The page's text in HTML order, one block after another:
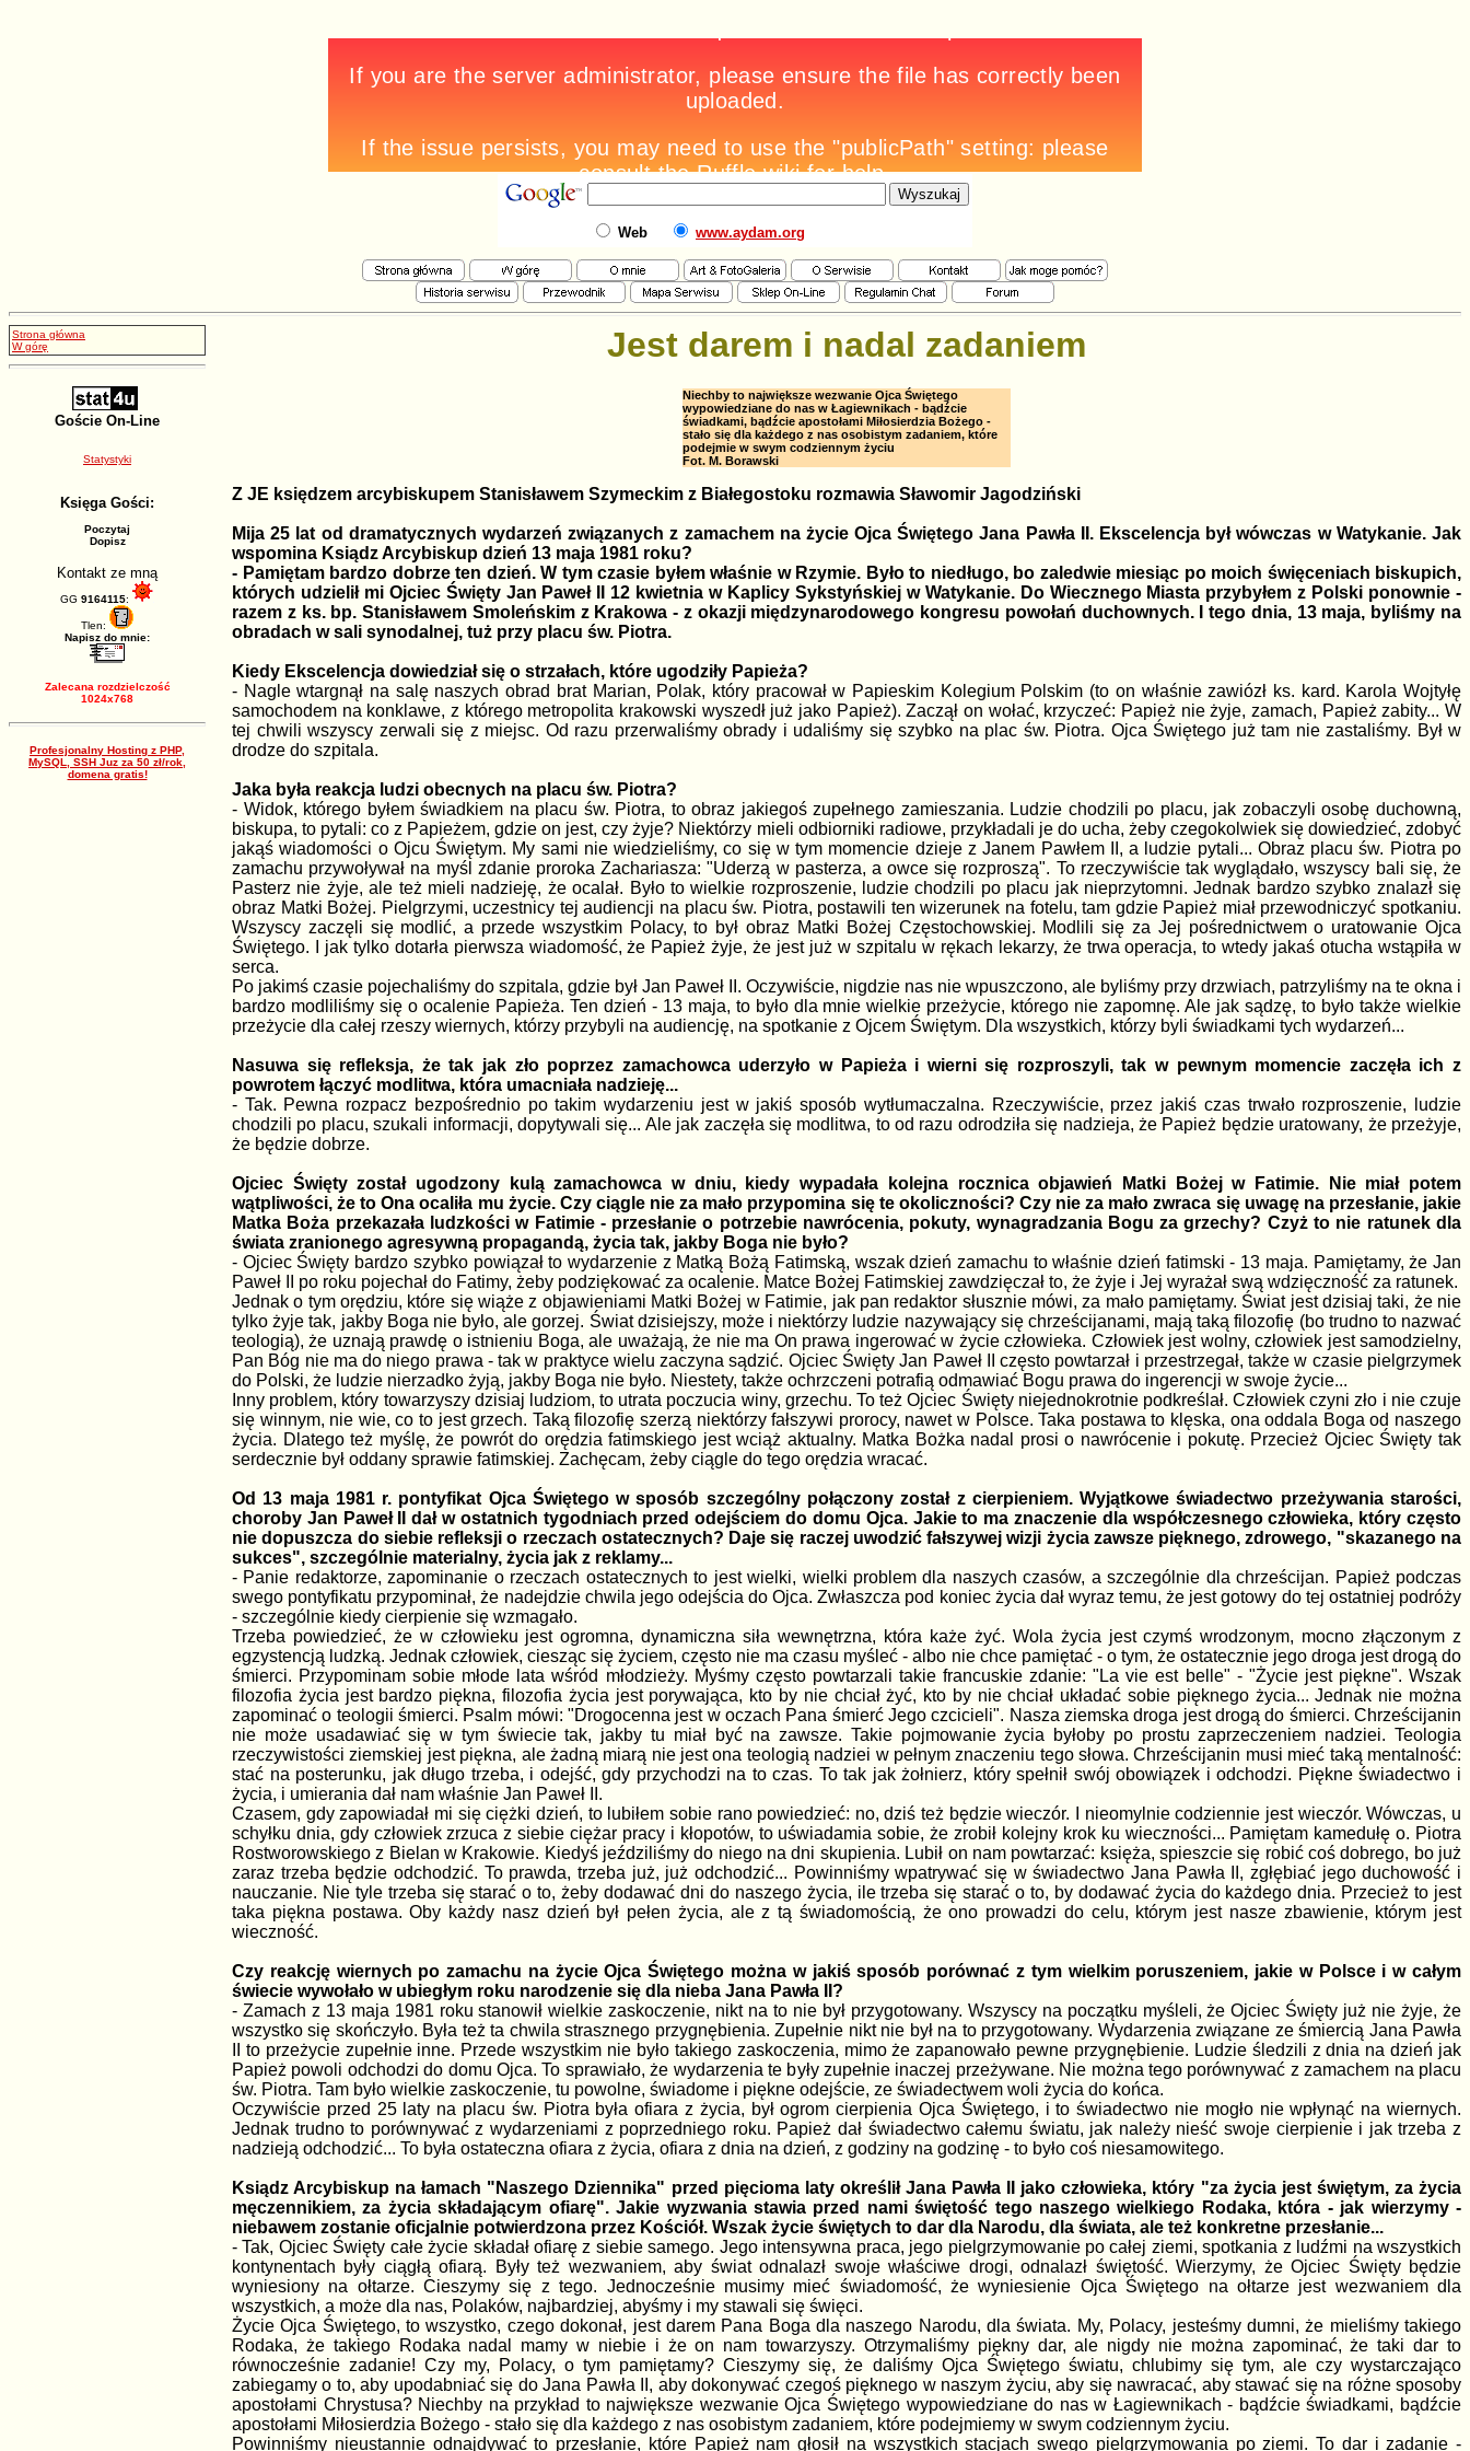
Web www.aydam.org
Strona główna
W górę
Goście On-Line
Statystyki
Księga Gości:
Poczytaj
Dopisz
Kontakt ze mną
GG 9164115:
Tlen:
Napisz do mnie:
Zalecana rozdzielczość
1024x768
Profesjonalny Hosting z PHP,
MySQL, SSH Juz za 50 zł/rok,
domena gratis!
Jest darem i nadal zadaniem
Niechby to największe wezwanie Ojca Świętego
wypowiedziane do nas w Łagiewnikach - bądźcie
świadkami, bądźcie apostołami Miłosierdzia Bożego -
stało się dla każdego z nas osobistym zadaniem, które
podejmie w swym codziennym życiu
Fot. M. Borawski
Z JE księdzem arcybiskupem Stanisławem Szymeckim z Białegostoku rozmawia Sławomir Jagodziński
Mija 25 lat od dramatycznych wydarzeń związanych z zamachem na życie Ojca Świętego Jana Pawła II. Ekscelencja był wówczas w Watykanie. Jak
wspomina Ksiądz Arcybiskup dzień 13 maja 1981 roku?
- Pamiętam bardzo dobrze ten dzień. W tym czasie byłem właśnie w Rzymie. Było to niedługo, bo zaledwie miesiąc po moich święceniach biskupich,
których udzielił mi Ojciec Święty Jan Paweł II 12 kwietnia w Kaplicy Sykstyńskiej w Watykanie. Do Wiecznego Miasta przybyłem z Polski ponownie -
razem z ks. bp. Stanisławem Smoleńskim z Krakowa - z okazji międzynarodowego kongresu powołań duchownych. I tego dnia, 13 maja, byliśmy na
obradach w sali synodalnej, tuż przy placu św. Piotra.
Kiedy Ekscelencja dowiedział się o strzałach, które ugodziły Papieża?
- Nagle wtargnął na salę naszych obrad brat Marian, Polak, który pracował w Papieskim Kolegium Polskim (to on właśnie zawiózł ks. kard. Karola Wojtyłę
samochodem na konklawe, z którego metropolita krakowski wyszedł już jako Papież). Zaczął on wołać, krzyczeć: Papież nie żyje, zamach, Papież zabity... W
tej chwili wszyscy zerwali się z miejsc. Od razu przerwaliśmy obrady i udaliśmy się szybko na plac św. Piotra. Ojca Świętego już tam nie zastaliśmy. Był w
drodze do szpitala.
Jaka była reakcja ludzi obecnych na placu św. Piotra?
- Widok, którego byłem świadkiem na placu św. Piotra, to obraz jakiegoś zupełnego zamieszania. Ludzie chodzili po placu, jak zobaczyli osobę duchowną,
biskupa, to pytali: co z Papieżem, gdzie on jest, czy żyje? Niektórzy mieli odbiorniki radiowe, przykładali je do ucha, żeby czegokolwiek się dowiedzieć, zdobyć
jakąś wiadomości o Ojcu Świętym. My sami nie wiedzieliśmy, co się w tym momencie dzieje z Janem Pawłem II, a ludzie pytali... Obraz placu św. Piotra po
zamachu przywoływał na myśl zdanie proroka Zachariasza: "Uderzą w pasterza, a owce się rozproszą". To rzeczywiście tak wyglądało, wszyscy bali się, że
Pasterz nie żyje, ale też mieli nadzieję, że ocalał. Było to wielkie rozproszenie, ludzie chodzili po placu jak nieprzytomni. Jednak bardzo szybko znalazł się
obraz Matki Bożej. Pielgrzymi, uczestnicy tej audiencji na placu św. Piotra, postawili ten wizerunek na fotelu, tam gdzie Papież miał przewodniczyć spotkaniu.
Wszyscy zaczęli się modlić, a przede wszystkim Polacy, to był obraz Matki Bożej Częstochowskiej. Modlili się za Jej pośrednictwem o uratowanie Ojca
Świętego. I jak tylko dotarła pierwsza wiadomość, że Papież żyje, że jest już w szpitalu w rękach lekarzy, że trwa operacja, to wtedy jakaś otucha wstąpiła w
serca.
Po jakimś czasie pojechaliśmy do szpitala, gdzie był Jan Paweł II. Oczywiście, nigdzie nas nie wpuszczono, ale byliśmy przy drzwiach, patrzyliśmy na te okna i
bardzo modliliśmy się o ocalenie Papieża. Ten dzień - 13 maja, to było dla mnie wielkie przeżycie, którego nie zapomnę. Ale jak sądzę, to było także wielkie
przeżycie dla całej rzeszy wiernych, którzy przybyli na audiencję, na spotkanie z Ojcem Świętym. Dla wszystkich, którzy byli świadkami tych wydarzeń...
Nasuwa się refleksja, że tak jak zło poprzez zamachowca uderzyło w Papieża i wierni się rozproszyli, tak w pewnym momencie zaczęła ich z
powrotem łączyć modlitwa, która umacniała nadzieję...
- Tak. Pewna rozpacz bezpośrednio po takim wydarzeniu jest w jakiś sposób wytłumaczalna. Rzeczywiście, przez jakiś czas trwało rozproszenie, ludzie
chodzili po placu, szukali informacji, dopytywali się... Ale jak zaczęła się modlitwa, to od razu odrodziła się nadzieja, że Papież będzie uratowany, że przeżyje,
że będzie dobrze.
Ojciec Święty został ugodzony kulą zamachowca w dniu, kiedy wypadała kolejna rocznica objawień Matki Bożej w Fatimie. Nie miał potem
wątpliwości, że to Ona ocaliła mu życie. Czy ciągle nie za mało przypomina się te okoliczności? Czy nie za mało zwraca się uwagę na przesłanie, jakie
Matka Boża przekazała ludzkości w Fatimie - przesłanie o potrzebie nawrócenia, pokuty, wynagradzania Bogu za grzechy? Czyż to nie ratunek dla
świata zranionego agresywną propagandą, życia tak, jakby Boga nie było?
- Ojciec Święty bardzo szybko powiązał to wydarzenie z Matką Bożą Fatimską, wszak dzień zamachu to właśnie dzień fatimski - 13 maja. Pamiętamy, że Jan
Paweł II po roku pojechał do Fatimy, żeby podziękować za ocalenie. Matce Bożej Fatimskiej zawdzięczał to, że żyje i Jej wyrażał swą wdzięczność za ratunek.
Jednak o tym orędziu, które się wiąże z objawieniami Matki Bożej w Fatimie, jak pan redaktor słusznie mówi, za mało pamiętamy. Świat jest dzisiaj taki, że nie
tylko żyje tak, jakby Boga nie było, ale gorzej. Świat dzisiejszy, może i niektórzy ludzie nazywający się chrześcijanami, mają taką filozofię (bo trudno to nazwać
teologią), że uznają prawdę o istnieniu Boga, ale uważają, że nie ma On prawa ingerować w życie człowieka. Człowiek jest wolny, człowiek jest samodzielny,
Pan Bóg nie ma do niego prawa - tak w praktyce wielu zaczyna sądzić. Ojciec Święty Jan Paweł II często powtarzał i przestrzegał, także w czasie pielgrzymek
do Polski, że ludzie nierzadko żyją, jakby Boga nie było. Niestety, także ochrzczeni potrafią odmawiać Bogu prawa do ingerencji w swoje życie...
Inny problem, który towarzyszy dzisiaj ludziom, to utrata poczucia winy, grzechu. To też Ojciec Święty niejednokrotnie podkreślał. Człowiek czyni zło i nie czuje
się winnym, nie wie, co to jest grzech. Taką filozofię szerzą niektórzy fałszywi prorocy, nawet w Polsce. Taka postawa to klęska, ona oddala Boga od naszego
życia. Dlatego też myślę, że powrót do orędzia fatimskiego jest wciąż aktualny. Matka Bożka nadal prosi o nawrócenie i pokutę. Przecież Ojciec Święty tak
serdecznie był oddany sprawie fatimskiej. Zachęcam, żeby ciągle do tego orędzia wracać.
Od 13 maja 1981 r. pontyfikat Ojca Świętego w sposób szczególny połączony został z cierpieniem. Wyjątkowe świadectwo przeżywania starości,
choroby Jan Paweł II dał w ostatnich tygodniach przed odejściem do domu Ojca. Jakie to ma znaczenie dla współczesnego człowieka, który często
nie dopuszcza do siebie refleksji o rzeczach ostatecznych? Daje się raczej uwodzić fałszywej wizji życia zawsze pięknego, zdrowego, "skazanego na
sukces", szczególnie materialny, życia jak z reklamy...
- Panie redaktorze, zapominanie o rzeczach ostatecznych to jest wielki, wielki problem dla naszych czasów, a szczególnie dla chrześcijan. Papież podczas
swego pontyfikatu przypominał, że nadejdzie chwila jego odejścia do Ojca. Zwłaszcza pod koniec życia dał wyraz temu, że jest gotowy do tej ostatniej podróży
- szczególnie kiedy cierpienie się wzmagało.
Trzeba powiedzieć, że w człowieku jest ogromna, dynamiczna siła wewnętrzna, która każe żyć. Wola życia jest czymś wrodzonym, mocno złączonym z
egzystencją ludzką. Jednak człowiek, ciesząc się życiem, często nie ma czasu myśleć - albo nie chce pamiętać - o tym, że ostatecznie jego droga jest drogą do
śmierci. Przypominam sobie młode lata wśród młodzieży. Myśmy często powtarzali takie francuskie zdanie: "La vie est belle" - "Życie jest piękne". Wszak
filozofia życia jest bardzo piękna, filozofia życia jest porywająca, kto by nie chciał żyć, kto by nie chciał układać sobie pięknego życia... Jednak nie można
zapominać o teologii śmierci. Psalm mówi: "Drogocenna jest w oczach Pana śmierć Jego czcicieli". Nasza ziemska droga jest drogą do śmierci. Chrześcijanin
nie może usadawiać się w tym świecie tak, jakby tu miał być na zawsze. Takie pojmowanie życia byłoby po prostu zaprzeczeniem nadziei. Teologia
rzeczywistości ziemskiej jest piękna, ale żadną miarą nie jest ona teologią nadziei w pełnym znaczeniu tego słowa. Chrześcijanin musi mieć taką mentalność:
stać na posterunku, jak długo trzeba, i odejść, gdy przychodzi na to czas. To tak jak żołnierz, który spełnił swój obowiązek i odchodzi. Piękne świadectwo i
życia, i umierania dał nam właśnie Jan Paweł II.
Czasem, gdy zapowiadał mi się ciężki dzień, to lubiłem sobie rano powiedzieć: no, dziś też będzie wieczór. I nieomylnie codziennie jest wieczór. Wówczas, u
schyłku dnia, gdy człowiek zrzuca z siebie ciężar pracy i kłopotów, to uświadamia sobie, że zrobił kolejny krok ku wieczności... Pamiętam kamedułę o. Piotra
Rostworowskiego z Bielan w Krakowie. Kiedyś jeździliśmy do niego na dni skupienia. Lubił on nam powtarzać: księża, spieszcie się robić coś dobrego, bo już
zaraz trzeba będzie odchodzić. To prawda, trzeba już, już odchodzić... Powinniśmy wpatrywać się w świadectwo Jana Pawła II, zgłębiać jego duchowość i
nauczanie. Nie tyle trzeba się starać o to, żeby dodawać dni do naszego życia, ile trzeba się starać o to, by dodawać życia do każdego dnia. Przecież to jest
taka piękna postawa. Oby każdy nasz dzień był pełen życia, ale z tą świadomością, że ono prowadzi do celu, którym jest nasze zbawienie, którym jest
wieczność.
Czy reakcję wiernych po zamachu na życie Ojca Świętego można w jakiś sposób porównać z tym wielkim poruszeniem, jakie w Polsce i w całym
świecie wywołało w ubiegłym roku narodzenie się dla nieba Jana Pawła II?
- Zamach z 13 maja 1981 roku stanowił wielkie zaskoczenie, nikt na to nie był przygotowany. Wszyscy na początku myśleli, że Ojciec Święty już nie żyje, że
wszystko się skończyło. Była też ta chwila strasznego przygnębienia. Zupełnie nikt nie był na to przygotowany. Wydarzenia związane ze śmiercią Jana Pawła
II to przeżycie zupełnie inne. Przede wszystkim nie było takiego zaskoczenia, mimo że zapanowało pewne przygnębienie. Ludzie śledzili z dnia na dzień jak
Papież powoli odchodzi do domu Ojca. To sprawiało, że wydarzenia te były zupełnie inaczej przeżywane. Nie można tego porównywać z zamachem na placu
św. Piotra. Tam było wielkie zaskoczenie, tu powolne, świadome i piękne odejście, ze świadectwem woli życia do końca.
Oczywiście przed 25 laty na placu św. Piotra była ofiara z życia, był ogrom cierpienia Ojca Świętego, i to świadectwo nie mogło nie wpłynąć na wiernych.
Jednak trudno to porównywać z wydarzeniami z poprzedniego roku. Papież dał świadectwo całemu światu, jak należy nieść swoje cierpienie i jak trzeba z
nadzieją odchodzić... To była ostateczna ofiara z życia, ofiara z dnia na dzień, z godziny na godzinę - to było coś niesamowitego.
Ksiądz Arcybiskup na łamach "Naszego Dziennika" przed pięcioma laty określił Jana Pawła II jako człowieka, który "za życia jest świętym, za życia
męczennikiem, za życia składającym ofiarę". Jakie wyzwania stawia przed nami świętość tego naszego wielkiego Rodaka, która - jak wierzymy -
niebawem zostanie oficjalnie potwierdzona przez Kościół. Wszak życie świętych to dar dla Narodu, dla świata, ale też konkretne przesłanie...
- Tak, Ojciec Święty całe życie składał ofiarę z siebie samego. Jego intensywna praca, jego pielgrzymowanie po całej ziemi, spotkania z ludźmi na wszystkich
kontynentach były ciągłą ofiarą. Były też wezwaniem, aby świat odnalazł swoje właściwe drogi, odnalazł świętość. Wierzymy, że Ojciec Święty będzie
wyniesiony na ołtarze. Cieszymy się z tego. Jednocześnie musimy mieć świadomość, że wyniesienie Ojca Świętego na ołtarze jest wezwaniem dla
wszystkich, a może dla nas, Polaków, najbardziej, abyśmy i my stawali się święci.
Życie Ojca Świętego, to wszystko, czego dokonał, jest darem Pana Boga dla naszego Narodu, dla świata. My, Polacy, jesteśmy dumni, że mieliśmy takiego
Rodaka, że takiego Rodaka nadal mamy w niebie i że on nam towarzyszy. Otrzymaliśmy piękny dar, ale nigdy nie można zapominać, że taki dar to
równocześnie zadanie! Czy my, Polacy, o tym pamiętamy? Cieszymy się, że daliśmy Ojca Świętego światu, chlubimy się tym, ale czy wystarczająco
zabiegamy o to, aby upodabniać się do Jana Pawła II, aby dokonywać czegoś pięknego w naszym życiu, aby się nawracać, aby stawać się na różne sposoby
apostołami Chrystusa? Niechby na przykład to największe wezwanie Ojca Świętego wypowiedziane do nas w Łagiewnikach - bądźcie świadkami, bądźcie
apostołami Miłosierdzia Bożego - stało się dla każdego z nas osobistym zadaniem, które podejmiemy w swym codziennym życiu.
Powinniśmy nieustannie odnajdywać to przesłanie, które Papież nam głosił na wszystkich stacjach swego pielgrzymowania po ziemi. To dar i zadanie -